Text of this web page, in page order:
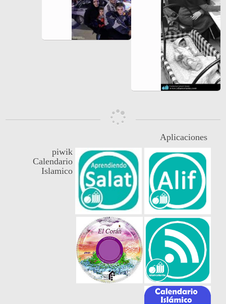
Aplicaciones
piwik
Calendario
Islamico